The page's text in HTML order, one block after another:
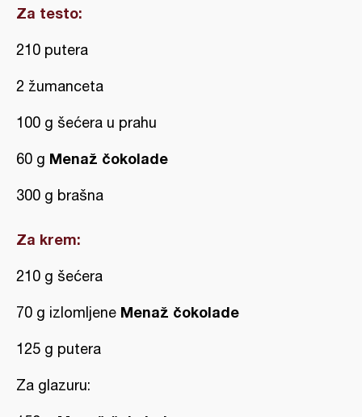
Za testo:
210 putera
2 žumanceta
100 g šećera u prahu
60 g Menaž čokolade
300 g brašna
Za krem:
210 g šećera
70 g izlomljene Menaž čokolade
125 g putera
Za glazuru: